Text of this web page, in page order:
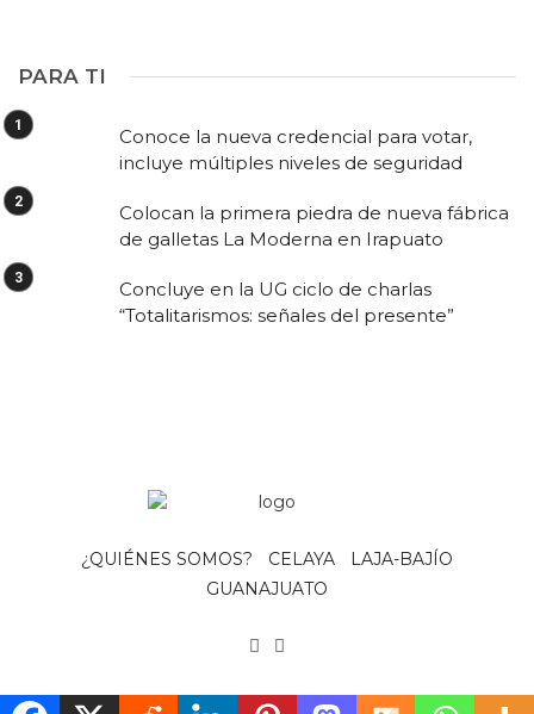
PARA TI
Conoce la nueva credencial para votar,
incluye múltiples niveles de seguridad
Colocan la primera piedra de nueva fábrica
de galletas La Moderna en Irapuato
Concluye en la UG ciclo de charlas
“Totalitarismos: señales del presente”
¿QUIÉNES SOMOS? CELAYA
LAJA-BAJÍO
GUANAJUATO